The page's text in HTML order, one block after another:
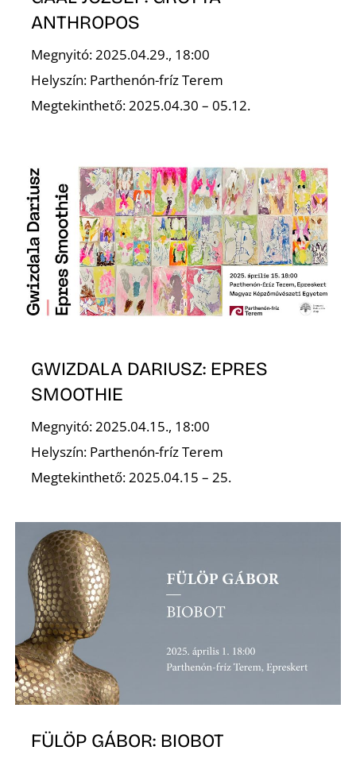
ANTHROPOS
Megnyitó: 2025.04.29., 18:00
Helyszín: Parthenón-fríz Terem
Megtekinthető: 2025.04.30 – 05.12.
GWIZDALA DARIUSZ: EPRES
SMOOTHIE
Megnyitó: 2025.04.15., 18:00
Helyszín: Parthenón-fríz Terem
Megtekinthető: 2025.04.15 – 25.
FÜLÖP GÁBOR: BIOBOT